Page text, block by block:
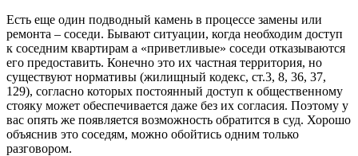
Есть еще один подводный камень в процессе замены или
ремонта – соседи. Бывают ситуации, когда необходим доступ
к соседним квартирам а «приветливые» соседи отказываются
его предоставить. Конечно это их частная территория, но
существуют нормативы (жилищный кодекс, ст.3, 8, 36, 37,
129), согласно которых постоянный доступ к общественному
стояку может обеспечивается даже без их согласия. Поэтому у
вас опять же появляется возможность обратится в суд. Хорошо
объяснив это соседям, можно обойтись одним только
разговором.